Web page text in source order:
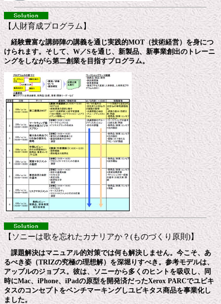
【人財育成プログラム】
経験豊富な講師陣の講義を通じ実践的MOT（技術経営）を身につ
けられます。そして、W／Sを通じ、新製品、新事業創出のトレーニ
ングをしながら第二創業を目指すプログラム。
【ソニーは歌を忘れたカナリアか？(ものづくり原則)】
課題解決はマニュアル的対策では何も解決しません。今こそ、あ
るべき姿（TRIZの究極の理想解）を深堀りすべき。参考モデルは、
アップルのジョブス。彼は、ソニーから多くのヒントを吸収し、同
時にMac、iPhone、iPadの原型を開発済だったXerox PARCでユビキ
タスのコンセプトをベンチマーキングしユビキタス商品を事業化し
ました。